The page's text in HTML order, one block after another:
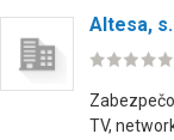
Altesa,
TV,